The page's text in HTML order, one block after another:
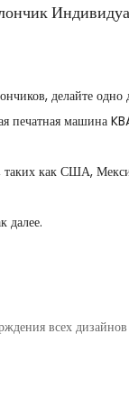
делайте одно
печатная машина
таких как США,
далее.
всех дизайнов